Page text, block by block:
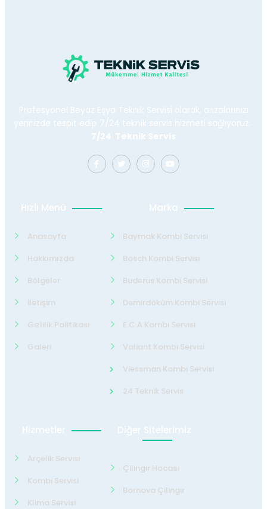
Profesyonel Beyaz Eşya Teknik Servisi olarak, arızalarınızı
yerinizde tespit edip 7/24 teknik servis hizmeti sağlıyoruz.
7/24 Teknik Servis
Hızlı Menü
Anasayfa
Hakkımızda
Bölgeler
İletişim
Gizlilik Politikası
Galeri
Marka
Baymak Kombi Servisi
Bosch Kombi Servisi
Buderus Kombi Servisi
Demirdöküm Kombi Servisi
E.C.A Kombi Servisi
Valiant Kombi Servisi
Viessman Kombi Servisi
24 Teknik Servis
Hizmetler
Arçelik Servisi
Kombi Servisi
Klima Servisi
Diğer Sitelerimiz
Çilingir Hocası
Bornova Çilingir